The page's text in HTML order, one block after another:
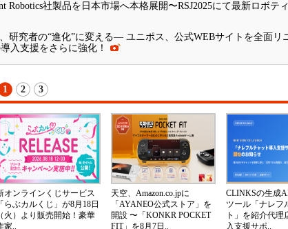
Robotics社製品を日本市場へ本格展開〜RSJ2025にて最新ロボテ
研究者の“進化”に変える― ユニポス、公式WEBサイトを全面リ
入支援をさらに強化！
1 2 3
オンラインくじサービス
「らぶカルくじ」が8月18日
（火）より販売開始！豪華
家..
天空、Amazon.co.jpに
「AYANEO公式ストア」を
開設 〜「KONKR POCKET
FIT」を8月7日..
CLINKSの生成
ツール「ナレフ
ト」を紹介代理
入支援サポ..